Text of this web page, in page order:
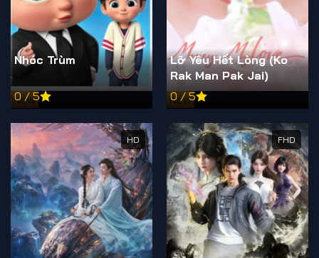
New
Nhóc Trùm
0 / 5 New
Lỡ Yêu Hết Lòng (Ko
Rak Man Pak Jai)
0 / 5
HD FHD